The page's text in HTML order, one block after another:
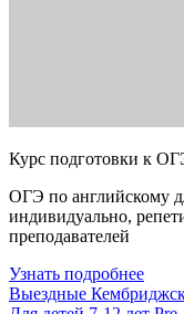
Курс подготовки к
ОГЭ по английскому
индивидуально,
преподавателей
Узнать подробнее
Выездные